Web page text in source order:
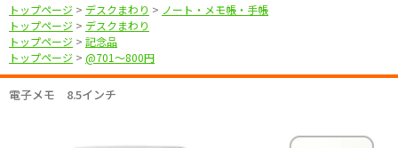
トップページ > デスクまわり > ノート・メモ帳・手帳
トップページ > デスクまわり
トップページ > 記念品
トップページ > @701〜800円
電子メモ 8.5インチ